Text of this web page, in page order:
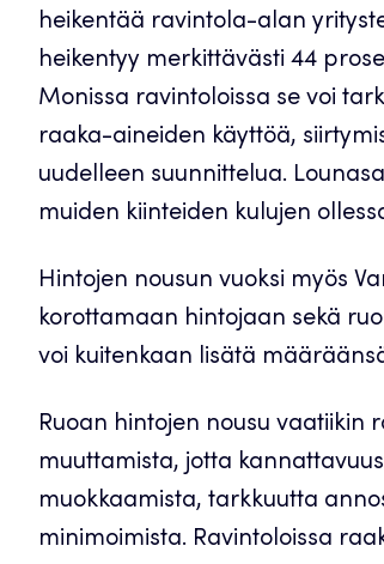
heikentää ravintola-alan
heikentyy merkittävästi 44
Monissa ravintoloissa se voi
raaka-aineiden käyttöä,
uudelleen suunnittelua.
muiden kiinteiden kulujen
Hintojen nousun vuoksi myös
korottamaan hintojaan sekä
voi kuitenkaan lisätä
Ruoan hintojen nousu
muuttamista, jotta
muokkaamista, tarkkuutta
minimoimista. Ravintoloissa